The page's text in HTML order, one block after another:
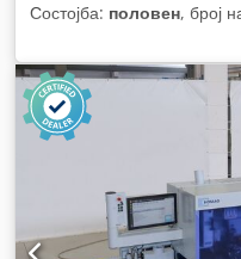
Состојба: половен, број